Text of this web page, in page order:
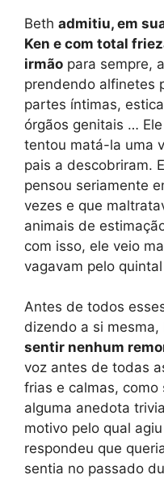
Beth admitiu, em
Ken e com total
irmão para sempre,
prendendo alfinetes
partes íntimas,
órgãos genitais …
tentou matá-la uma
pais a descobriram.
pensou seriamente
vezes e que
animais de
com isso, ele veio
vagavam pelo
Antes de todos
dizendo a si mesma,
sentir nenhum
voz antes de todas
frias e calmas,
alguma anedota
motivo pelo qual
respondeu que
sentia no passado